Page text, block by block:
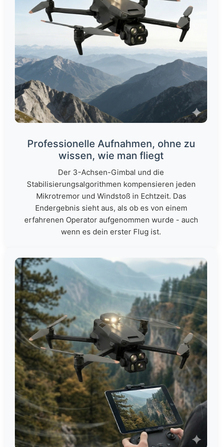
Professionelle Aufnahmen, ohne zu
wissen, wie man fliegt
Der 3-Achsen-Gimbal und die
Stabilisierungsalgorithmen kompensieren jeden
Mikrotremor und Windstoß in Echtzeit. Das
Endergebnis sieht aus, als ob es von einem
erfahrenen Operator aufgenommen wurde - auch
wenn es dein erster Flug ist.